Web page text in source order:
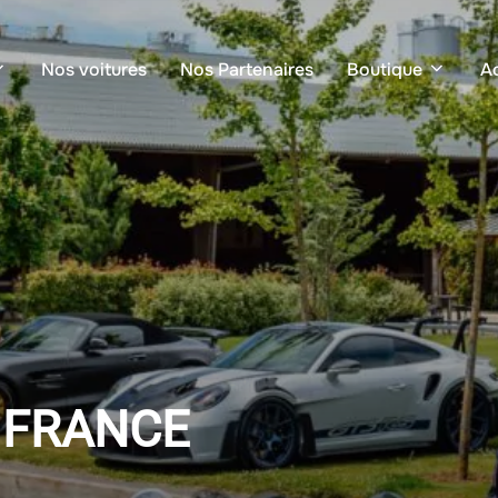
Nos voitures Nos Partenaires Boutique